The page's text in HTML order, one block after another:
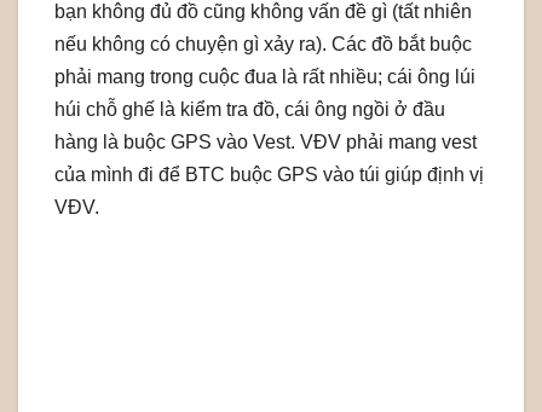
bạn không đủ đồ cũng không vấn đề gì (tất nhiên
nếu không có chuyện gì xảy ra). Các đồ bắt buộc
phải mang trong cuộc đua là rất nhiều; cái ông lúi
húi chỗ ghế là kiểm tra đồ, cái ông ngồi ở đầu
hàng là buộc GPS vào Vest. VĐV phải mang vest
của mình đi để BTC buộc GPS vào túi giúp định vị
VĐV.